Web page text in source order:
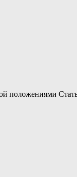
положениями